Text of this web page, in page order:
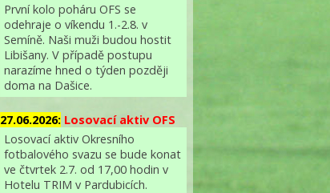
První kolo poháru OFS se
odehraje o víkendu 1.-2.8. v
Semíně. Naši muži budou hostit
Libišany. V případě postupu
narazíme hned o týden později
doma na Dašice.
27.06.2026: Losovací aktiv OFS
Losovací aktiv Okresního
fotbalového svazu se bude konat
ve čtvrtek 2.7. od 17,00 hodin v
Hotelu TRIM v Pardubicích.